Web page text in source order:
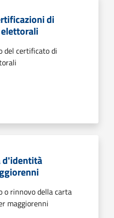
di
del certificato di
d'identità
o rinnovo della carta
maggiorenni